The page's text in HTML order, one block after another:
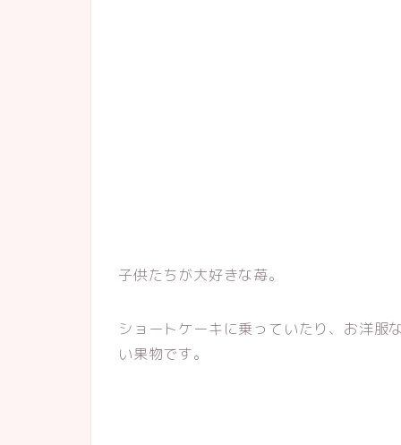
子供たちが大好きな苺。
ショートケーキに乗っていたり、お洋服
い果物です。